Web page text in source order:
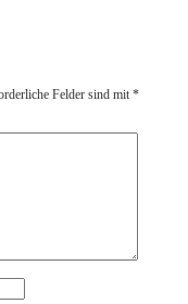
Felder sind mit *